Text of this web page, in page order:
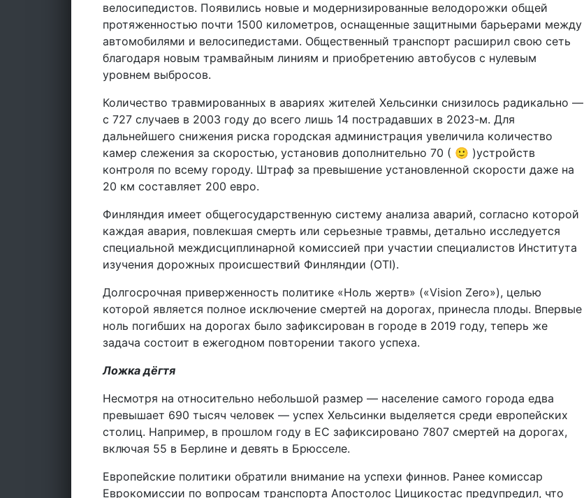
велосипедистов. Появились новые и модернизированные велодорожки общей
протяженностью почти 1500 километров, оснащенные защитными барьерами между
автомобилями и велосипедистами. Общественный транспорт расширил свою сеть
благодаря новым трамвайным линиям и приобретению автобусов с нулевым
уровнем выбросов.
Количество травмированных в авариях жителей Хельсинки снизилось радикально —
с 727 случаев в 2003 году до всего лишь 14 пострадавших в 2023-м. Для
дальнейшего снижения риска городская администрация увеличила количество
камер слежения за скоростью, установив дополнительно 70 ( 🙂 )устройств
контроля по всему городу. Штраф за превышение установленной скорости даже на
20 км составляет 200 евро.
Финляндия имеет общегосударственную систему анализа аварий, согласно которой
каждая авария, повлекшая смерть или серьезные травмы, детально исследуется
специальной междисциплинарной комиссией при участии специалистов Института
изучения дорожных происшествий Финляндии (OTI).
Долгосрочная приверженность политике «Ноль жертв» («Vision Zero»), целью
которой является полное исключение смертей на дорогах, принесла плоды. Впервые
ноль погибших на дорогах было зафиксирован в городе в 2019 году, теперь же
задача состоит в ежегодном повторении такого успеха.
Ложка дёгтя
Несмотря на относительно небольшой размер — население самого города едва
превышает 690 тысяч человек — успех Хельсинки выделяется среди европейских
столиц. Например, в прошлом году в ЕС зафиксировано 7807 смертей на дорогах,
включая 55 в Берлине и девять в Брюсселе.
Европейские политики обратили внимание на успехи финнов. Ранее комиссар
Еврокомиссии по вопросам транспорта Апостолос Цицикостас предупредил, что